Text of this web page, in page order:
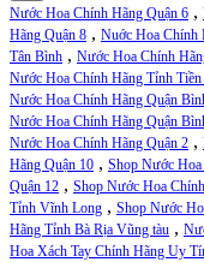
Nước Hoa Chính Hãng Quận 6 ,
Hãng Quận 8 , Nuớc Hoa Chính
Tân Bình , Nước Hoa Chính
Nước Hoa Chính Hãng Tỉnh
Nước Hoa Chính Hãng Quận
Nước Hoa Chính Hãng Quận
Nước Hoa Chính Hãng Quận 2 ,
Hãng Quận 10 , Shop Nước
Quận 12 , Shop Nước Hoa
Tỉnh Vĩnh Long , Shop Nước
Hãng Tỉnh Bà Rịa Vũng tàu ,
Hoa Xách Tay Chính Hãng Uy